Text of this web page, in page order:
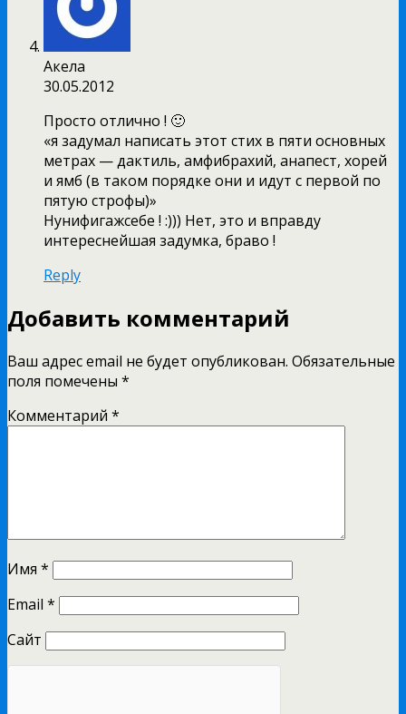
Акела
30.05.2012
Просто отлично ! 🙂
«я задумал написать этот стих в пяти основных
метрах — дактиль, амфибрахий, анапест, хорей
и ямб (в таком порядке они и идут с первой по
пятую строфы)»
Нунифигажсебе ! :))) Нет, это и вправду
интереснейшая задумка, браво !
Reply
Добавить комментарий
Ваш адрес email не будет опубликован. Обязательные
поля помечены *
Комментарий *
Имя *
Email *
Сайт